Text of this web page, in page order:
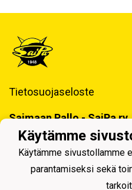
Tietosuojaseloste
Saimaan Pallo - SaiPa ry
Käynti- ja postiosoite ja
Käytämme
Käytämme sivustollamme
parantamiseksi sekä